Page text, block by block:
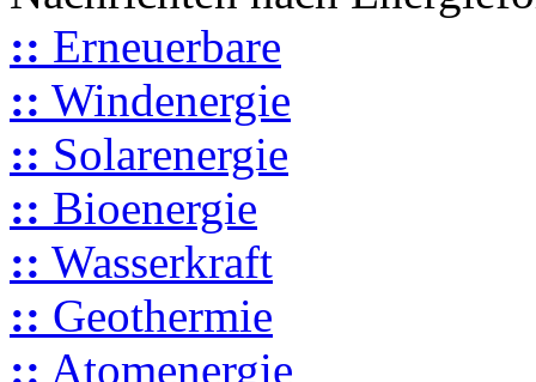
:: Erneuerbare
:: Windenergie
:: Solarenergie
:: Bioenergie
:: Wasserkraft
:: Geothermie
:: Atomenergie